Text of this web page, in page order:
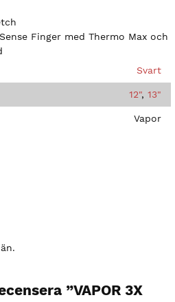
Finger med Thermo Max och
Svart
12",13"
Vapor
”VAPOR 3X